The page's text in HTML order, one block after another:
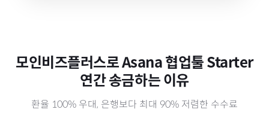
모인비즈플러스로Asana 협업툴 Starter
연간송금하는 이유
환율 100% 우대, 은행보다 최대 90% 저렴한 수수료